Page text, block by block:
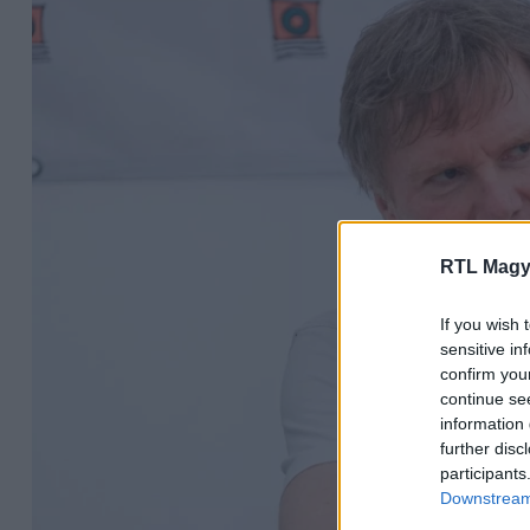
RTL
If you wish
sensitive
confirm
continue
information
further